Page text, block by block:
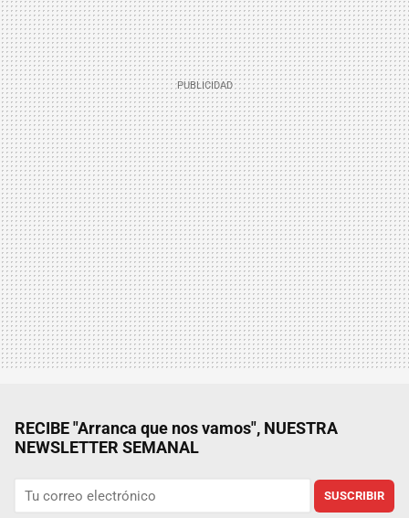
RECIBE "Arranca que nos vamos", NUESTRA
NEWSLETTER SEMANAL
SUSCRIBIR